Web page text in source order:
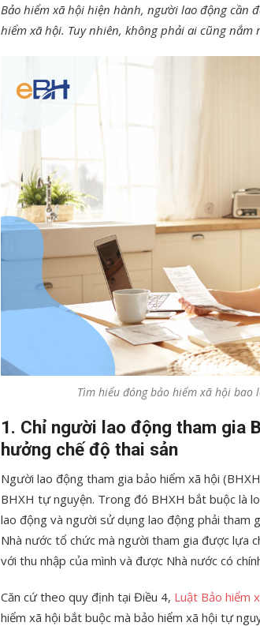
Bảo hiểm xã hội hiện hành, người lao động cần
hiểm xã hội. Tuy nhiên, không phải ai cũng nắm
Tìm hiểu đóng bảo hiểm xã hội
1. Chỉ người lao động tham gia
hưởng chế độ thai sản
Người lao động tham gia bảo hiểm xã hội
BHXH tự nguyện. Trong đó BHXH bắt buộc là
lao động và người sử dụng lao động phải tham
Nhà nước tổ chức mà người tham gia được lựa
với thu nhập của mình và được Nhà nước có
Căn cứ theo quy định tại Điều 4, Luật Bảo hiểm
hiểm xã hội bắt buộc mà bảo hiểm xã hội tự